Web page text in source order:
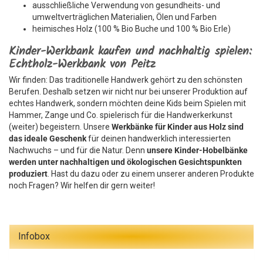
ausschließliche Verwendung von gesundheits- und
umweltverträglichen Materialien, Ölen und Farben
heimisches Holz (100 % Bio Buche und 100 % Bio Erle)
Kinder-Werkbank kaufen und nachhaltig spielen:
Echtholz-Werkbank von Peitz
Wir finden: Das traditionelle Handwerk gehört zu den schönsten
Berufen. Deshalb setzen wir nicht nur bei unserer Produktion auf
echtes Handwerk, sondern möchten deine Kids beim Spielen mit
Hammer, Zange und Co. spielerisch für die Handwerkerkunst
(weiter) begeistern. Unsere Werkbänke für Kinder aus Holzsind
das ideale Geschenkfür deinen handwerklich interessierten
Nachwuchs – und für die Natur. Denn unsere Kinder-Hobelbänke
werden unter nachhaltigen und ökologischen Gesichtspunkten
produziert. Hast du dazu oder zu einem unserer anderen Produkte
noch Fragen? Wir helfen dir gern weiter!
Infobox